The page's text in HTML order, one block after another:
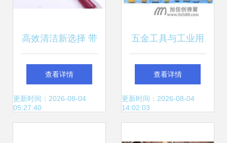
高效清洁新选择 带
壶清洗枪在五金工
具领域的应用解析
查看详情
更新时间：2026-08-04
05:27:40
五金工具与工业用
品市场的商业机遇
聚焦劳保用品的增
查看详情
更新时间：2026-08-04
14:02:03